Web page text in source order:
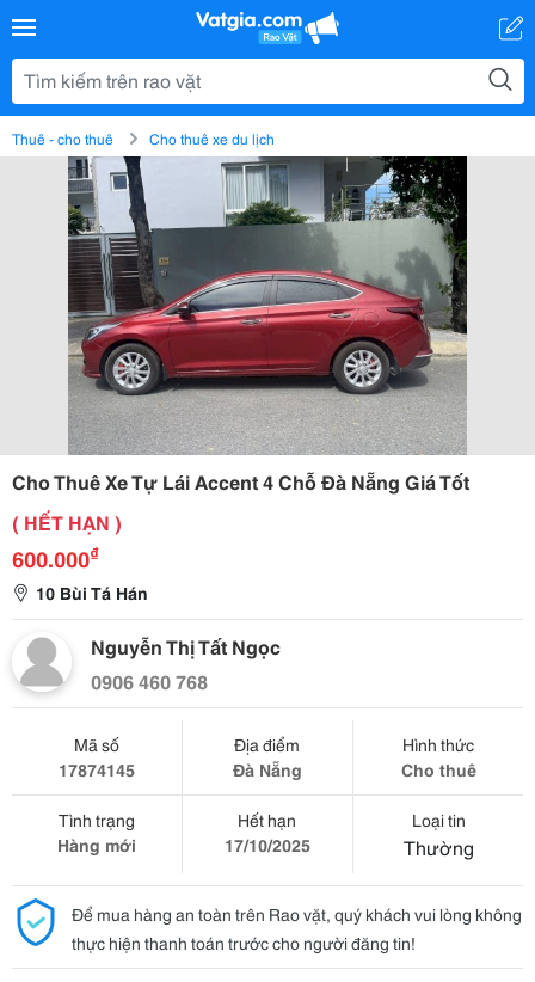
Thuê - cho thuê Cho thuê xe du lịch
Cho Thuê Xe Tự Lái Accent 4 Chỗ Đà Nẵng Giá Tốt
( HẾT HẠN )
600.000₫
10 Bùi Tá Hán
Nguyễn Thị Tất Ngọc
0906 460 768
Mã số
17874145
Địa điểm
Đà Nẵng
Hình thức
Cho thuê
Tình trạng
Hàng mới
Hết hạn
17/10/2025
Loại tin
Thường
Để mua hàng an toàn trên Rao vặt, quý khách vui lòng không
thực hiện thanh toán trước cho người đăng tin!